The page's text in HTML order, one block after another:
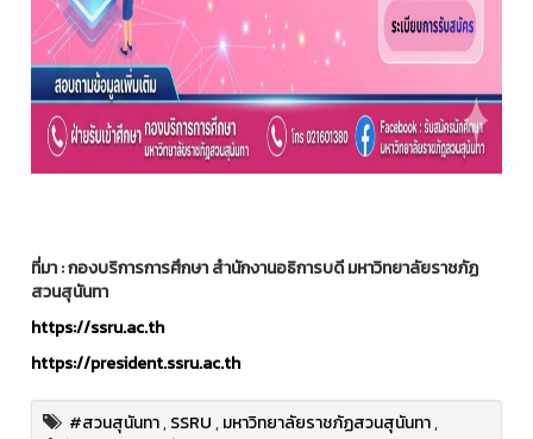
ที่มา : กองบริการการศึกษา สำนักงานอธิการบดี มหาวิทยาลัยราชภัฏ
สวนสุนันทา
https://ssru.ac.th
https://president.ssru.ac.th
#สวนสุนันทา,SSRU,มหาวิทยาลัยราชภัฏสวนสุนันทา,